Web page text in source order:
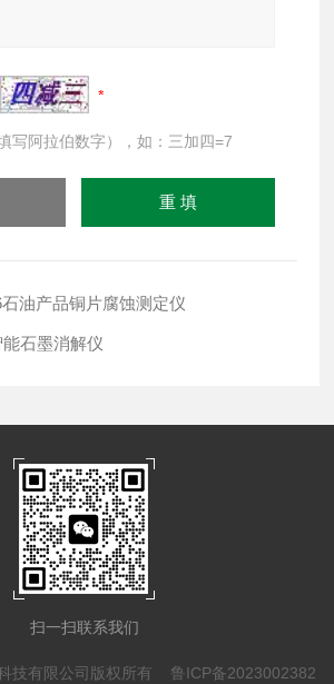
写阿拉伯数字），如：三加四=7
油产品铜片腐蚀测定仪
石墨消解仪
扫一扫联系我们
技有限公司版权所有 鲁ICP备2023002382